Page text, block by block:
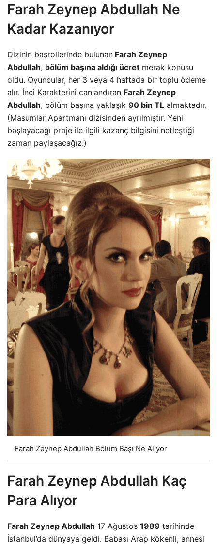
Farah Zeynep Abdullah Ne
Kadar Kazanıyor
Dizinin başrollerinde bulunan Farah Zeynep
Abdullah, bölüm başına aldığı ücret merak konusu
oldu. Oyuncular, her 3 veya 4 haftada bir toplu ödeme
alır. İnci Karakterini canlandıran Farah Zeynep
Abdullah, bölüm başına yaklaşık 90 bin TL almaktadır.
(Masumlar Apartmanı dizisinden ayrılmıştır. Yeni
başlayacağı proje ile ilgili kazanç bilgisini netleştiği
zaman paylaşacağız.)
Farah Zeynep Abdullah Bölüm Başı Ne Alıyor
Farah Zeynep Abdullah Kaç
Para Alıyor
Farah Zeynep Abdullah 17 Ağustos 1989 tarihinde
İstanbul’da dünyaya geldi. Babası Arap kökenli, annesi